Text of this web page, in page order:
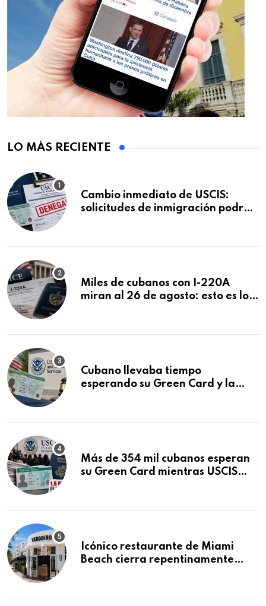
LO MÁS RECIENTE
Cambio inmediato de USCIS:
solicitudes de inmigración podrán
Miles de cubanos con I-220A
miran al 26 de agosto: esto es lo
Cubano llevaba tiempo
esperando su Green Card y la
Más de 354 mil cubanos esperan
su Green Card mientras USCIS
Icónico restaurante de Miami
Beach cierra repentinamente